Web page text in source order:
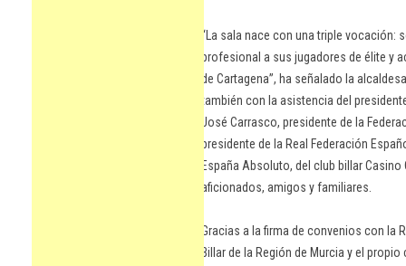
“La sala nace con una triple vocación:
profesional a sus jugadores de élite y
de Cartagena”, ha señalado la
también con la asistencia del
José Carrasco, presidente de la
presidente de la Real Federación
España Absoluto, del club billar
aficionados, amigos y familiares.
Gracias a la firma de convenios con la
Billar de la Región de Murcia y el